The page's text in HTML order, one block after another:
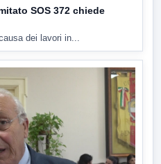
SOS 372 chiede
dei lavori in...